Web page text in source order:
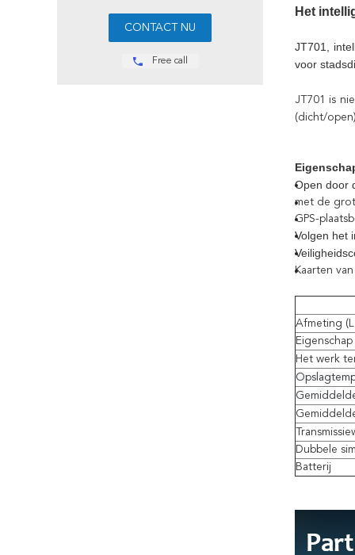
Free call
Het
JT701,
voor
JT701 is
(dicht/
Open door
met de
GPS-
Volgen het
Kaarten
Afmeting (L
Eigenschap
Het werk
Dubbele
Batterij